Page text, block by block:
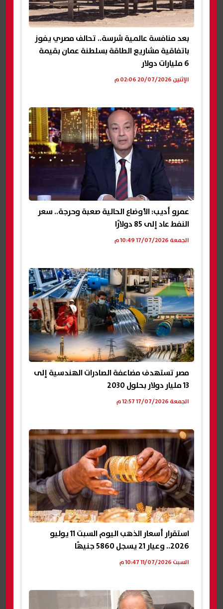
بعد منافسة عالمية شرسة.. تحالف مصري يفوز
باتفاقية مشاريع الطاقة بسلطنة عمان بقيمة
6 مليارات دولار
الإثنين 20/07/2026 02:06 م
عمرو أديب: الأوضاع الحالية صعبة وحرجة.. سعر
النفط عاد إلى 85 دولارًا
الجمعة 17/07/2026 10:49 م
مصر تستهدف مضاعفة الصادرات الهندسية إلى
13 مليار دولار بحلول 2030
الجمعة 17/07/2026 12:57 م
استقرار أسعار الذهب اليوم السبت 11 يوليو
2026.. وعيار 21 يسجل 5860 جنيهًا
السبت 11/07/2026 10:47 م